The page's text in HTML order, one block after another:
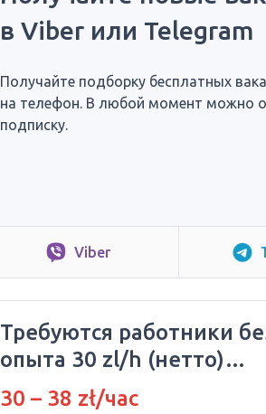
в Viber или Telegram
Получайте подборку бесплатных
на телефон. В любой момент можно
подписку.
Viber
Требуются работники
опыта 30 zl/h (нетто)
Срочно!
30 – 38 zł/час